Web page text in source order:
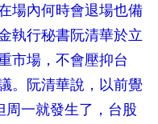
場內何時會退場也備
執行秘書阮清華於立
市場，不會壓抑台
。阮清華說，以前覺
一就發生了，台股